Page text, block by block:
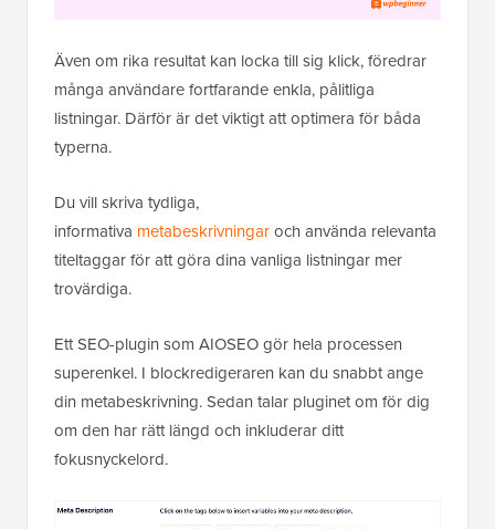
Även om rika resultat kan locka till sig klick, föredrar
många användare fortfarande enkla, pålitliga
listningar. Därför är det viktigt att optimera för båda
typerna.
Du villskriva tydliga,
informativa metabeskrivningaroch använda relevanta
titeltaggar för att göra dina vanliga listningar mer
trovärdiga.
Ett SEO-plugin som AIOSEO gör hela processen
superenkel. I blockredigeraren kan du snabbt ange
din metabeskrivning. Sedan talar pluginet om för dig
om den har rätt längd och inkluderar ditt
fokusnyckelord.